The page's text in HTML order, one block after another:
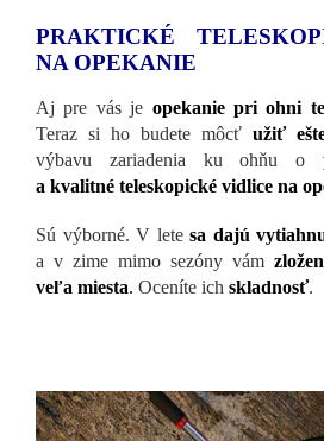
PRAKTICKÉ
NA OPEKANIE
Aj pre vás je opekanie pri ohni
Teraz si ho budete môcť užiť
výbavu zariadenia ku ohňu o
a kvalitné teleskopické vidlice na
Sú výborné. V letesa dajú
a v zime mimo sezóny vám
veľa miesta. Oceníte ich skladnosť.